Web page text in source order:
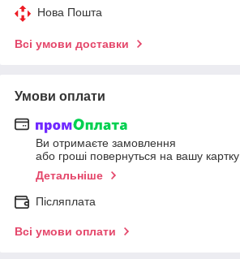
Нова Пошта
Всі умови доставки
Умови оплати
Ви отримаєте замовлення
або гроші повернуться на вашу картку
Детальніше
Післяплата
Всі умови оплати